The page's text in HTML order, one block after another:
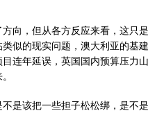
向，但从各方反应来看，这只是
似的现实问题，澳大利亚的基建
连年延误，英国国内预算压力山
是该把一些担子松松绑，是不是